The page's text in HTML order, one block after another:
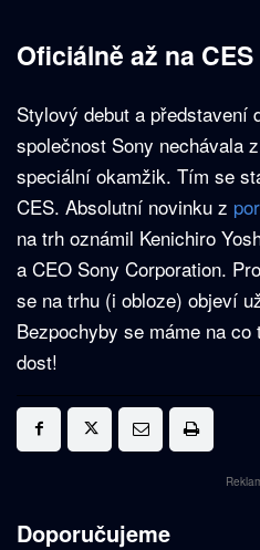
Oficiálně až na CES
Stylový debut a představení
společnost Sony nechávala
speciální okamžik. Tím se
CES. Absolutní novinku z
na trh oznámil Kenichiro
a CEO Sony Corporation.
se na trhu (i obloze) objeví
Bezpochyby se máme na
dost!
Doporučujeme